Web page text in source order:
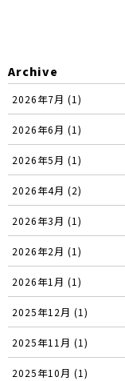
Archive
2026年7月 (1)
2026年6月 (1)
2026年5月 (1)
2026年4月 (2)
2026年3月 (1)
2026年2月 (1)
2026年1月 (1)
2025年12月 (1)
2025年11月 (1)
2025年10月 (1)